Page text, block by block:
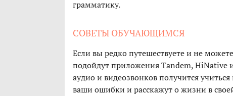
грамматику.
СОВЕТЫ ОБУЧАЮЩИМСЯ
Если вы редко путешествуете и не
подойдут приложения Tandem,
аудио и видеозвонков получится
ваши ошибки и расскажут о жизни в